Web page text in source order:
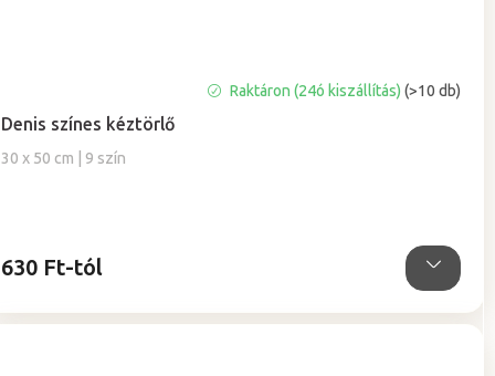
Denis színes kéztörlő
30 x 50 cm | 9 szín
termék
átlagos
értékelése
Raktáron (24ó kiszállítás)(>10 db)
630 Ft-tól